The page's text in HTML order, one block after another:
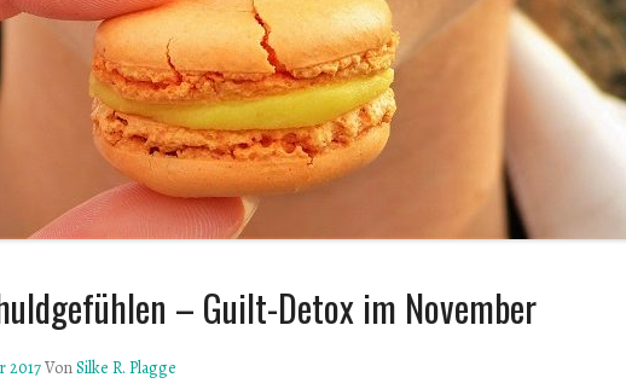
– Guilt-Detox im November
2017VonSilke R. Plagge